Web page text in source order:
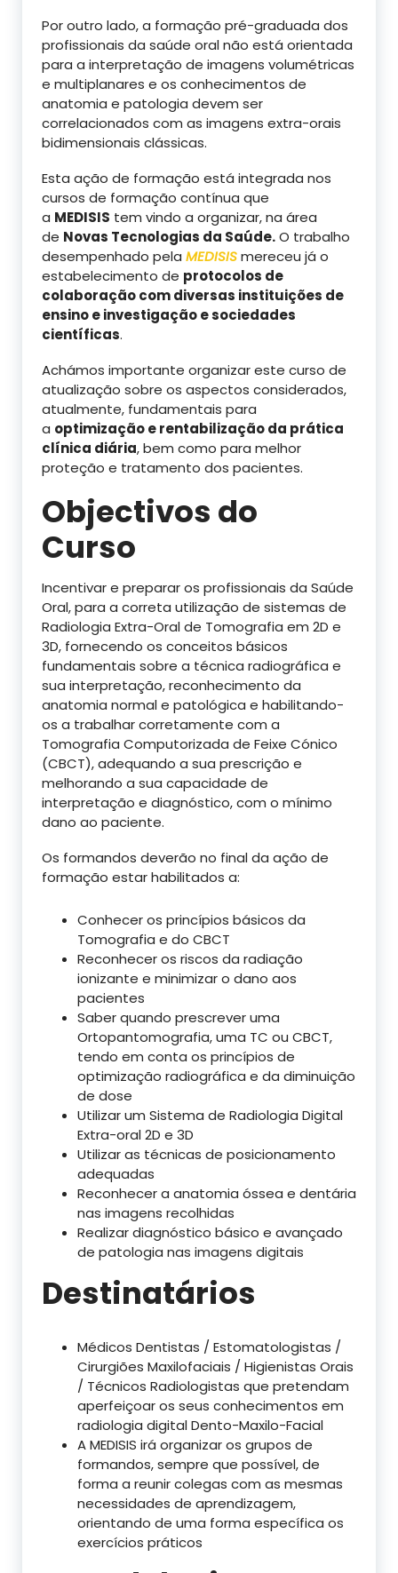
Por outro lado, a formação pré-graduada dos
profissionais da saúde oral não está orientada
para a interpretação de imagens volumétricas
e multiplanares e os conhecimentos de
anatomia e patologia devem ser
correlacionados com as imagens extra-orais
bidimensionais clássicas.
Esta ação de formação está integrada nos
cursos de formação contínua que
a MEDISIS tem vindo a organizar, na área
de Novas Tecnologias da Saúde.O trabalho
desempenhado pela MEDISISmereceu já o
estabelecimento de protocolos de
colaboração com diversas instituições de
ensino e investigação e sociedades
científicas.
Achámos importante organizar este curso de
atualização sobre os aspectos considerados,
atualmente, fundamentais para
a optimização e rentabilização da prática
clínica diária, bem como para melhor
proteção e tratamento dos pacientes.
Objectivos do
Curso
Incentivar e preparar os profissionais da Saúde
Oral, para a correta utilização de sistemas de
Radiologia Extra-Oral de Tomografia em 2D e
3D, fornecendo os conceitos básicos
fundamentais sobre a técnica radiográfica e
sua interpretação, reconhecimento da
anatomia normal e patológica e habilitando-
os a trabalhar corretamente com a
Tomografia Computorizada de Feixe Cónico
(CBCT), adequando a sua prescrição e
melhorando a sua capacidade de
interpretação e diagnóstico, com o mínimo
dano ao paciente.
Os formandos deverão no final da ação de
formação estar habilitados a:
Conhecer os princípios básicos da
Tomografia e do CBCT
Reconhecer os riscos da radiação
ionizante e minimizar o dano aos
pacientes
Saber quando prescrever uma
Ortopantomografia, uma TC ou CBCT,
tendo em conta os princípios de
optimização radiográfica e da diminuição
de dose
Utilizar um Sistema de Radiologia Digital
Extra-oral 2D e 3D
Utilizar as técnicas de posicionamento
adequadas
Reconhecer a anatomia óssea e dentária
nas imagens recolhidas
Realizar diagnóstico básico e avançado
de patologia nas imagens digitais
Destinatários
Médicos Dentistas / Estomatologistas /
Cirurgiões Maxilofaciais / Higienistas Orais
/ Técnicos Radiologistas que pretendam
aperfeiçoar os seus conhecimentos em
radiologia digital Dento-Maxilo-Facial
A MEDISIS irá organizar os grupos de
formandos, sempre que possível, de
forma a reunir colegas com as mesmas
necessidades de aprendizagem,
orientando de uma forma específica os
exercícios práticos